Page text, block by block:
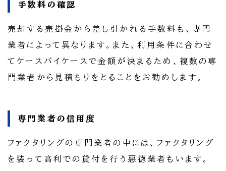
手数料の確認
売却する売掛金から差し引かれる手数料も、専門
業者によって異なります。また、利用条件に合わせ
てケースバイケースで金額が決まるため、複数の専
門業者から見積もりをとることをお勧めします。
専門業者の信用度
ファクタリングの専門業者の中には、ファクタリング
を装って高利での貸付を行う悪徳業者もいます。